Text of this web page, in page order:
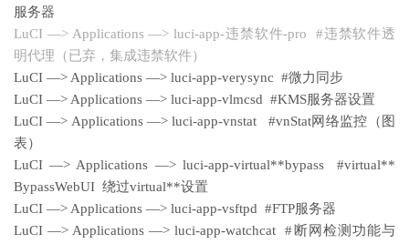
服务器
LuCI —> Applications —> luci-app-违禁软件-pro #违禁软件透
明代理（已弃，集成违禁软件）
LuCI —> Applications —> luci-app-verysync #微力同步
LuCI —> Applications —> luci-app-vlmcsd #KMS服务器设置
LuCI —> Applications —> luci-app-vnstat #vnStat网络监控（图
表）
LuCI —> Applications —> luci-app-virtual**bypass #virtual**
BypassWebUI 绕过virtual**设置
LuCI —> Applications —> luci-app-vsftpd #FTP服务器
LuCI —> Applications —> luci-app-watchcat #断网检测功能与